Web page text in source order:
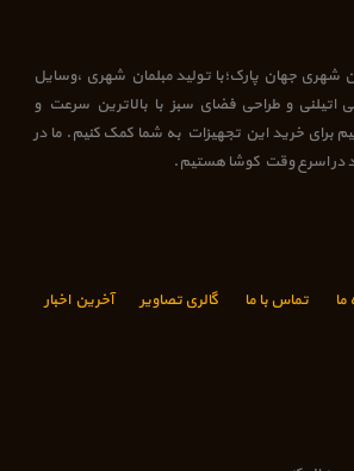
شهری جهان پارک؛با تولید مبلمان شهری ،وسایل
اتیلنی و طراحی فضای سبز با بالاترین سرعت و
برای خرید این تجهیزات به شما کمک کنیم. ما در
در اسرع وقت کوشا هستیم.
ما تماس با ما گالری تصاویر
آخرین اخبار